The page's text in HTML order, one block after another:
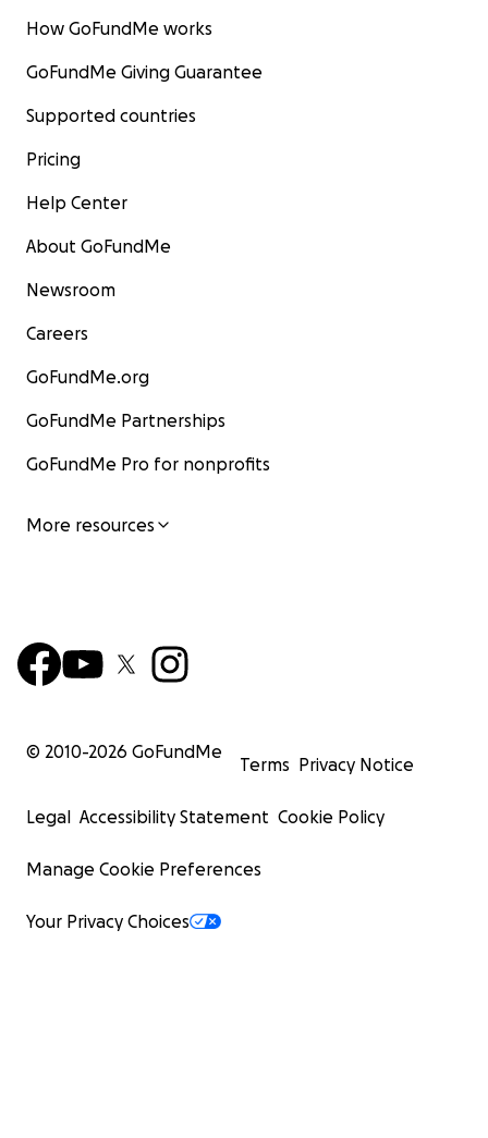
How GoFundMe works
GoFundMe Giving Guarantee
Supported countries
Pricing
Help Center
About GoFundMe
Newsroom
Careers
GoFundMe.org
GoFundMe Partnerships
GoFundMe Pro for nonprofits
More resources
© 2010-2026 GoFundMe
Terms Privacy Notice
Legal Accessibility Statement Cookie Policy
Manage Cookie Preferences
Your Privacy Choices